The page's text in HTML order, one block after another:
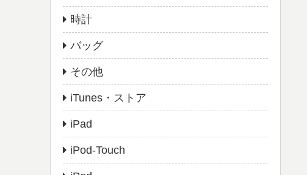
時計
バッグ
その他
iTunes・ストア
iPad
iPod-Touch